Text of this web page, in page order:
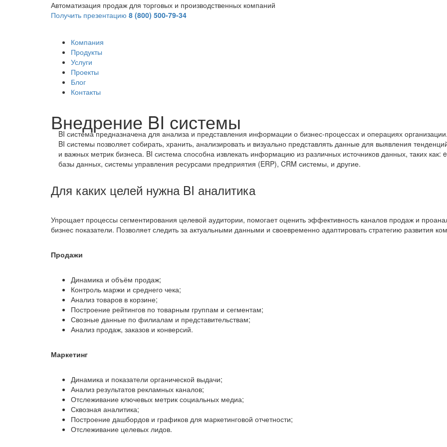
Автоматизация продаж для торговых и производственных компаний
Получить презентацию 8 (800) 500-79-34
Компания
Продукты
Услуги
Проекты
Блог
Контакты
Внедрение BI системы
BI система предназначена для анализа и представления информации о бизнес-процессах и операциях
BI системы позволяет собирать, хранить, анализировать и визуально представлять данные для выявления
и важных метрик бизнеса. BI система способна извлекать информацию из различных источников данных, таких как:
базы данных, системы управления ресурсами предприятия (ERP), CRM системы, и другие.
Для каких целей нужна BI аналитика
Упрощает процессы сегментирования целевой аудитории, помогает оценить эффективность каналов продаж и
бизнес показатели. Позволяет следить за актуальными данными и своевременно адаптировать стратегию развития
Продажи
Динамика и объём продаж;
Контроль маржи и среднего чека;
Анализ товаров в корзине;
Построение рейтингов по товарным группам и сегментам;
Свозные данные по филиалам и представительствам;
Анализ продаж, заказов и конверсий.
Маркетинг
Динамика и показатели органической выдачи;
Анализ результатов рекламных каналов;
Отслеживание ключевых метрик социальных медиа;
Сквозная аналитика;
Построение дашбордов и графиков для маркетинговой отчетности;
Отслеживание целевых лидов.